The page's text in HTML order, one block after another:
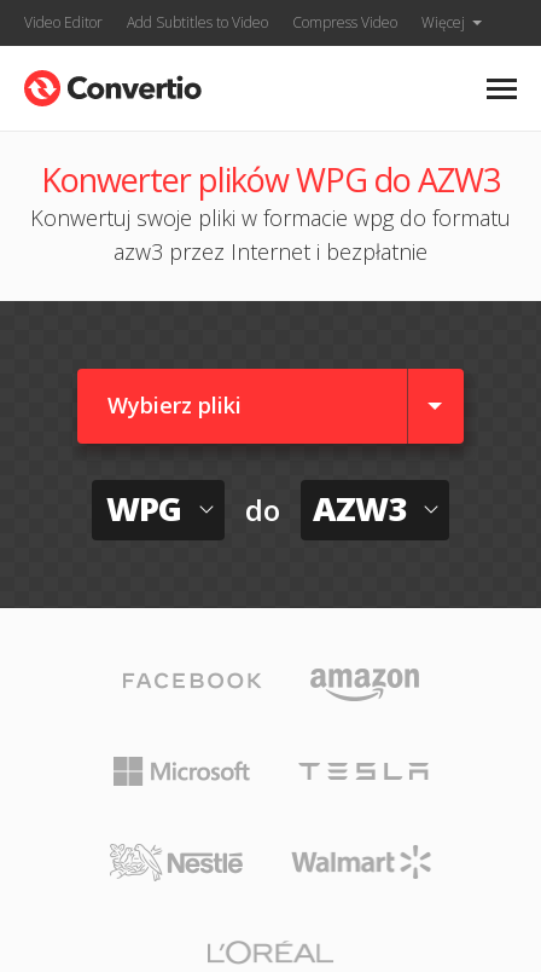
Video Editor Add Subtitles to Video Compress Video Więcej
Konwerter plików WPG do AZW3
Konwertuj swoje pliki w formacie wpg do formatu
azw3 przez Internet i bezpłatnie
Wybierz pliki
WPG do AZW3